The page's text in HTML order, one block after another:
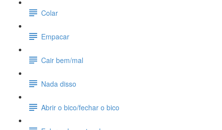
Colar
Empacar
Cair bem/mal
Nada disso
Abrir o bico/fechar o bico